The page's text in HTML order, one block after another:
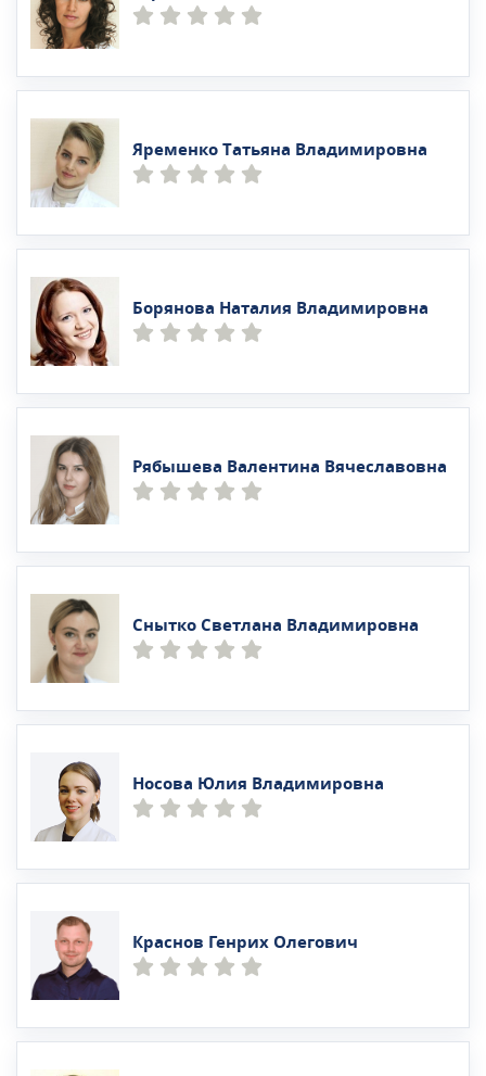
Яременко Татьяна Владимировна
Борянова Наталия Владимировна
Рябышева Валентина Вячеславовна
Снытко Светлана Владимировна
Носова Юлия Владимировна
Краснов Генрих Олегович